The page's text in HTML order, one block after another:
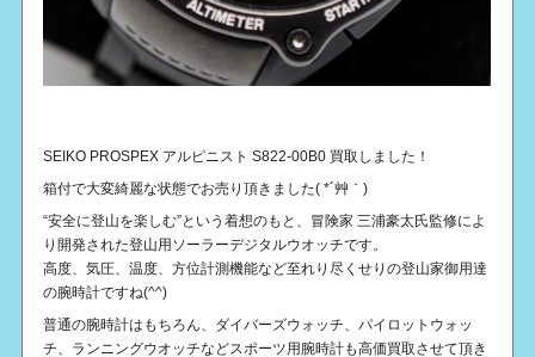
SEIKO PROSPEX アルピニスト S822-00B0 買取しました！
箱付で大変綺麗な状態でお売り頂きました( *´艸｀)
“安全に登山を楽しむ”という着想のもと、冒険家 三浦豪太氏監修によ
り開発された登山用ソーラーデジタルウオッチです。
高度、気圧、温度、方位計測機能など至れり尽くせりの登山家御用達
の腕時計ですね(^^)
普通の腕時計はもちろん、ダイバーズウォッチ、パイロットウォッ
チ、ランニングウオッチなどスポーツ用腕時計も高価買取させて頂き